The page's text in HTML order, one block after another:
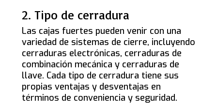
2. Tipo de cerradura
Las cajas fuertes pueden venir con una
variedad de sistemas de cierre, incluyendo
cerraduras electrónicas, cerraduras de
combinación mecánica y cerraduras de
llave. Cada tipo de cerradura tiene sus
propias ventajas y desventajas en
términos de conveniencia y seguridad.